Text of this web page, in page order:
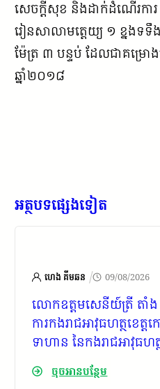
សេចក្ដីសុខ និងដាក់ដំណើរក
រៀនសាលាមត្តេយ្យ ១ ខ្នងទ
ម៉ែត្រ ៣ បន្ទប់ ដែលជាគម្រ
ឆ្នាំ២០១៨
អត្ថបទផ្សេងទៀត
ហេង គីមឆន / 09/08/2026
លោកឧត្តមសេនីយ៍ត្រី តាំ
ការកងរាជអាវុធហត្ថខេត្
ទាហាន នៃកងរាជអាវុធហ
វិញ្ញាណក្ខន្ធសពឯកឧត្តម
រដ្ឋាភិបាល និងជាអនុប្រធ
ចុចអានបន្ថែម